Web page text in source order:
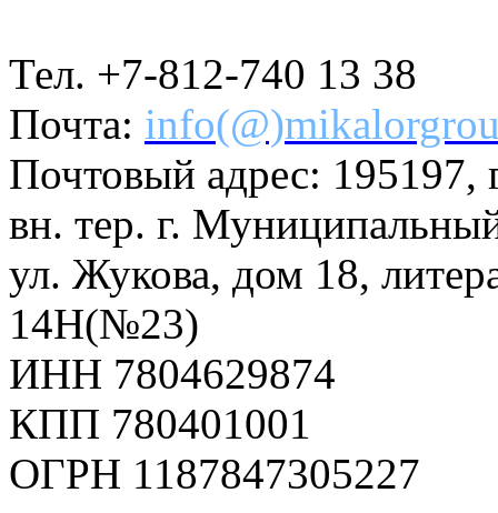
Тел. +7-812-740 13 38
Почта:
Почтовый адрес: 195197,
вн. тер. г.
ул. Жукова, дом 18,
14Н(№23)
ИНН 7804629874
КПП 780401001
ОГРН 1187847305227